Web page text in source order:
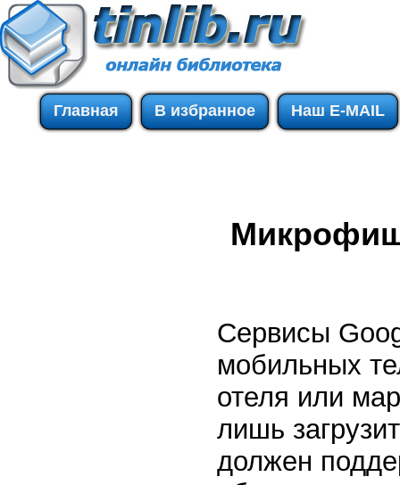
Главная В избранное Наш E-MAIL
Сервисы
мобильных
отеля или
лишь
должен